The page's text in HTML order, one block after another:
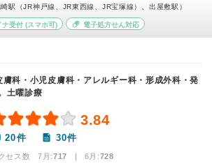
駅（JR神戸線、JR東西線、JR宝塚線）、出屋敷駅）
ナ受付(スマホ可) 電子処方せん対応
科・小児皮膚科・アレルギー科・形成外科・発
土曜診療
3.84
20件 30件
セス数 7月:717 | 6月:728